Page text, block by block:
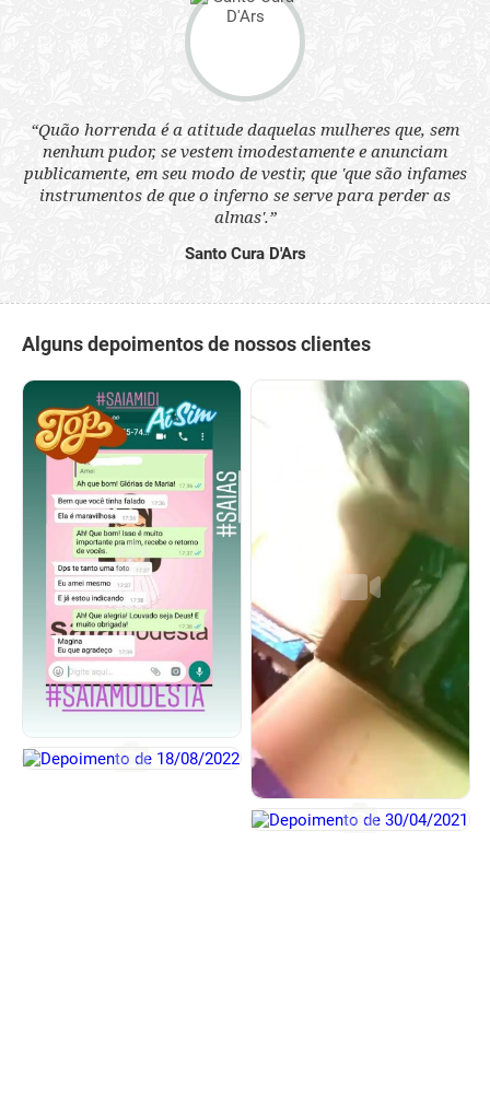
“Quão horrenda é a atitude daquelas mulheres que, sem
nenhum pudor, se vestem imodestamente e anunciam
publicamente, em seu modo de vestir, que 'que são infames
instrumentos de que o inferno se serve para perder as
almas'.”
Santo Cura D'Ars
Alguns depoimentos de nossos clientes